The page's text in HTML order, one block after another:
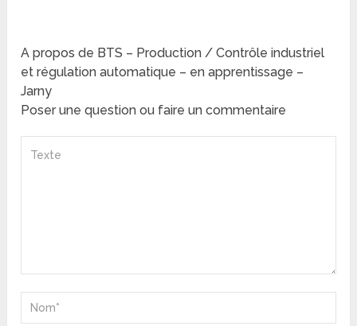
A propos de BTS – Production / Contrôle industriel
et régulation automatique – en apprentissage –
Jarny
Poser une question ou faire un commentaire